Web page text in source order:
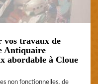
vos travaux de
Antiquaire
abordable à Cloue
non fonctionnelles, de